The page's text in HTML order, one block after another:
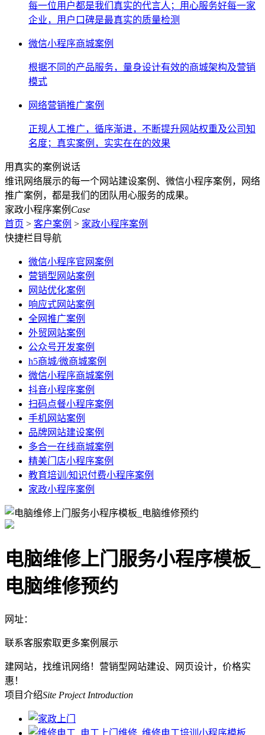
每一位用户都是我们真实的代言人；用心服务好每一家
企业，用户口碑是最真实的质量检测
微信小程序商城案例
根据不同的产品服务，量身设计有效的商城架构及营销
模式
网络营销推广案例
正规人工推广，循序渐进，不断提升网站权重及公司知
名度；真实案例，实实在在的效果
用真实的案例说话
维讯网络展示的每一个网站建设案例、微信小程序案例，网络
推广案例，都是我们的团队用心服务的成果。
家政小程序案例 Case
首页 > 客户案例 > 家政小程序案例
快捷栏目导航
微信小程序官网案例
营销型网站案例
网站优化案例
响应式网站案例
全网推广案例
外贸网站案例
公众号开发案例
h5商城/微商城案例
微信小程序商城案例
抖音小程序案例
扫码点餐小程序案例
手机网站案例
品牌网站建设案例
多合一在线商城案例
精美门店小程序案例
教育培训/知识付费小程序案例
家政小程序案例
电脑维修上门服务小程序模板_
电脑维修预约
网址：
联系客服索取更多案例展示
建网站，找维讯网络！营销型网站建设、网页设计，价格实
惠！
项目介绍Site Project Introduction